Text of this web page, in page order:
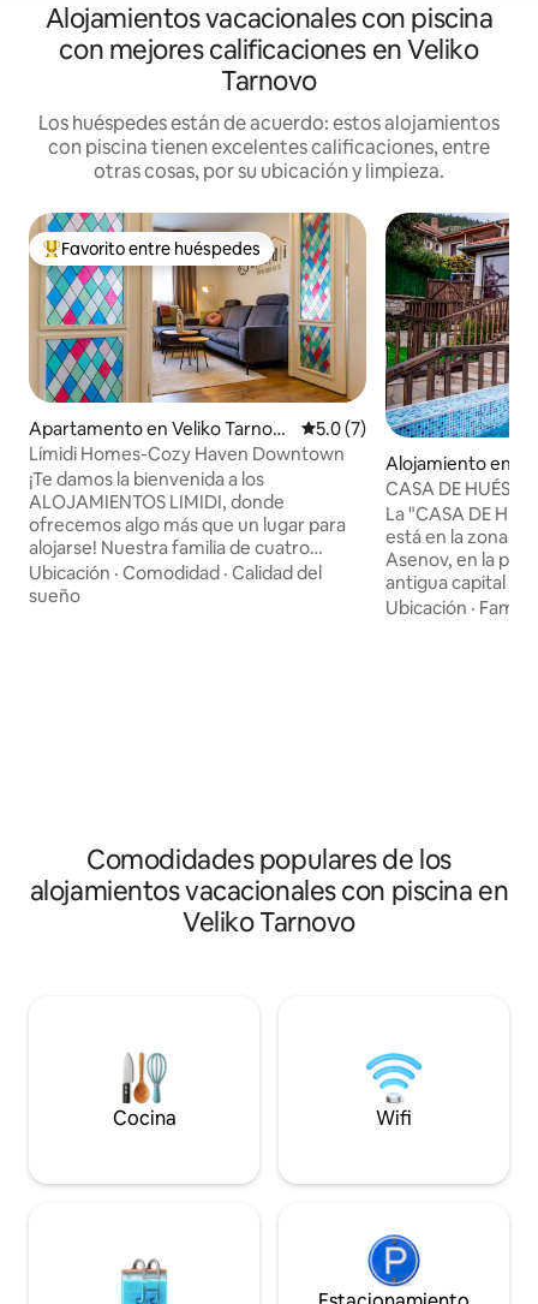
Alojamientos vacacionales con piscina
con mejores calificaciones en Veliko
Tarnovo
Los huéspedes están de acuerdo: estos alojamientos
con piscina tienen excelentes calificaciones, entre
otras cosas, por su ubicación y limpieza.
Favorito entre huéspedes preferido
Favorito entre huéspedes
Apartamento en Veliko Tarnov
o
Calificación promedio: 5.0
5.0 (7)
Límidi Homes-Cozy Haven Downtown
¡Te damos la bienvenida a los
ALOJAMIENTOS LIMIDI, donde
ofrecemos algo más que un lugar para
alojarse! Nuestra familia de cuatro
personas, ávidos viajeros, aspira a
ofrecer a los demás la combinación
parejas y familias con niños.
Ubicación · Comodidad · Calidad del
sueño
Alojamiento en
o
CASA DE
La "CASA DE
está en la zona
Asenov, en la
antigua capital de
Tarnovo. La casa
mayo a
Ubicación ·
Comodidades populares de los
alojamientos vacacionales con piscina en
Veliko Tarnovo
Cocina Wifi